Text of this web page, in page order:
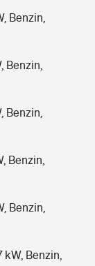
Benzin,
Benzin,
Benzin,
Benzin,
Benzin,
kW, Benzin,